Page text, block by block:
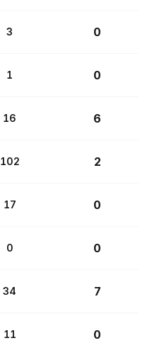
3 0
1 0
16 6
102 2
17 0
0 0
34 7
11 0